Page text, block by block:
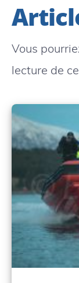
Vous
lecture de